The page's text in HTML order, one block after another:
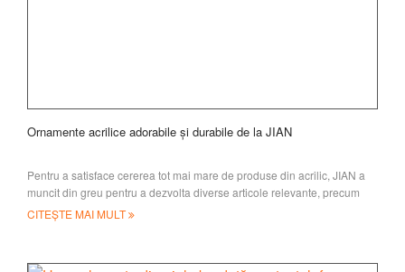
Ornamente acrilice adorabile și durabile de la JIAN
Pentru a satisface cererea tot mai mare de produse din acrilic, JIAN a
muncit din greu pentru a dezvolta diverse articole relevante, precum
etichete acrilice pentru bagaje,
CITEȘTE MAI MULT